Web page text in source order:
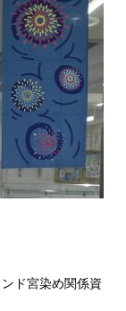
ド宮染め関係資